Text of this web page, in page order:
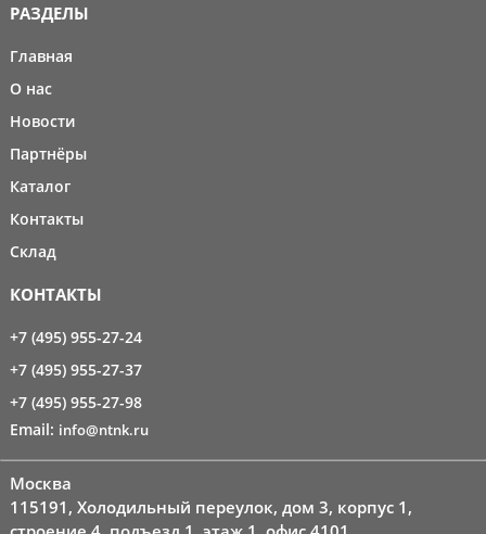
РАЗДЕЛЫ
Главная
О нас
Новости
Партнёры
Каталог
Контакты
Склад
КОНТАКТЫ
+7 (495) 955-27-24
+7 (495) 955-27-37
+7 (495) 955-27-98
Email: info@ntnk.ru
Москва
115191, Холодильный переулок, дом 3, корпус 1,